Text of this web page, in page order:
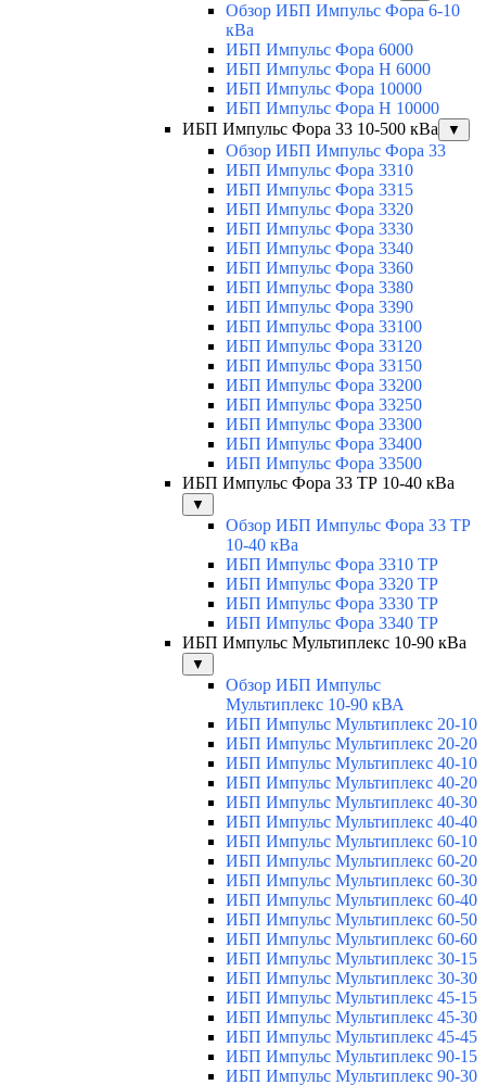
Обзор ИБП Импульс Фора 6-10
кВа
ИБП Импульс Фора 6000
ИБП Импульс Фора H 6000
ИБП Импульс Фора 10000
ИБП Импульс Фора H 10000
ИБП Импульс Фора 33 10-500 кВа
▼
Обзор ИБП Импульс Фора 33
ИБП Импульс Фора 3310
ИБП Импульс Фора 3315
ИБП Импульс Фора 3320
ИБП Импульс Фора 3330
ИБП Импульс Фора 3340
ИБП Импульс Фора 3360
ИБП Импульс Фора 3380
ИБП Импульс Фора 3390
ИБП Импульс Фора 33100
ИБП Импульс Фора 33120
ИБП Импульс Фора 33150
ИБП Импульс Фора 33200
ИБП Импульс Фора 33250
ИБП Импульс Фора 33300
ИБП Импульс Фора 33400
ИБП Импульс Фора 33500
ИБП Импульс Фора 33 ТР 10-40 кВа
▼
Обзор ИБП Импульс Фора 33 ТР
10-40 кВа
ИБП Импульс Фора 3310 ТР
ИБП Импульс Фора 3320 ТР
ИБП Импульс Фора 3330 ТР
ИБП Импульс Фора 3340 ТР
ИБП Импульс Мультиплекс 10-90 кВа
▼
Обзор ИБП Импульс
Мультиплекс 10-90 кВА
ИБП Импульс Мультиплекс 20-10
ИБП Импульс Мультиплекс 20-20
ИБП Импульс Мультиплекс 40-10
ИБП Импульс Мультиплекс 40-20
ИБП Импульс Мультиплекс 40-30
ИБП Импульс Мультиплекс 40-40
ИБП Импульс Мультиплекс 60-10
ИБП Импульс Мультиплекс 60-20
ИБП Импульс Мультиплекс 60-30
ИБП Импульс Мультиплекс 60-40
ИБП Импульс Мультиплекс 60-50
ИБП Импульс Мультиплекс 60-60
ИБП Импульс Мультиплекс 30-15
ИБП Импульс Мультиплекс 30-30
ИБП Импульс Мультиплекс 45-15
ИБП Импульс Мультиплекс 45-30
ИБП Импульс Мультиплекс 45-45
ИБП Импульс Мультиплекс 90-15
ИБП Импульс Мультиплекс 90-30